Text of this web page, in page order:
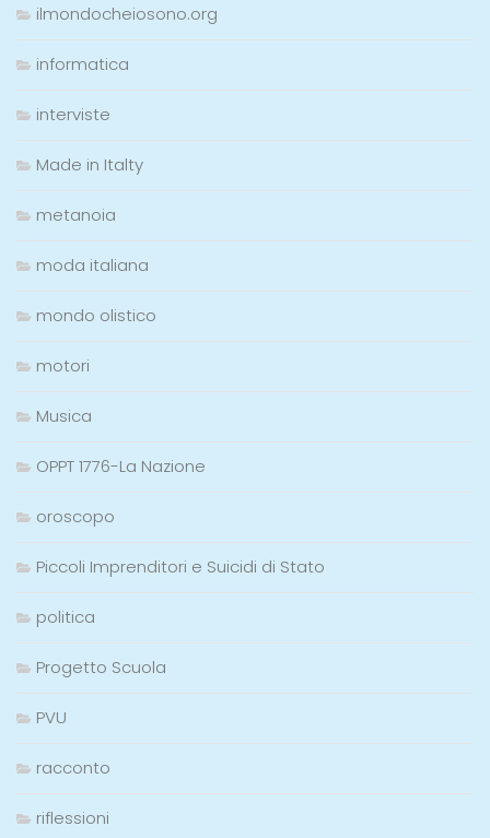
ilmondocheiosono.org
informatica
interviste
Made in Italty
metanoia
moda italiana
mondo olistico
motori
Musica
OPPT 1776-La Nazione
oroscopo
Piccoli Imprenditori e Suicidi di Stato
politica
Progetto Scuola
PVU
racconto
riflessioni